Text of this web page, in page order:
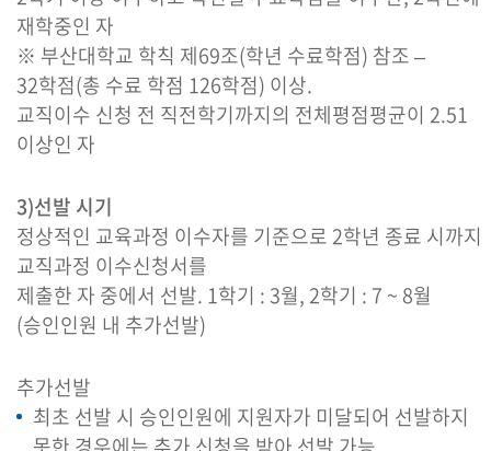
재학중인 자
※ 부산대학교 학칙 제69조(학년 수료학점) 참조 –
32학점(총 수료 학점 126학점) 이상.
교직이수 신청 전 직전학기까지의 전체평점평균이 2.51
이상인 자
3)선발 시기
정상적인 교육과정 이수자를 기준으로 2학년 종료 시까지
교직과정 이수신청서를
제출한 자 중에서 선발. 1학기 : 3월, 2학기 : 7 ~ 8월
(승인인원 내 추가선발)
추가선발
최초 선발 시 승인인원에 지원자가 미달되어 선발하지